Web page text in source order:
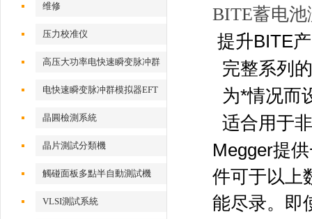
维修
压力校准仪
高压大功率电快速瞬变脉冲群
测试系统
电快速瞬变脉冲群模拟器EFT
500x
晶圓檢測系統
晶片測試分類機
觸碰面板多點半自動測試機
VLSI測試系統
BITE蓄电
提升BITE
完整系列
为*情况而
适合用于
Megger提
件可于以上
能尽录。即